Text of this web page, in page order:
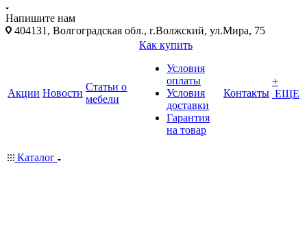
Напишите нам
404131, Волгоградская обл., г.Волжский, ул.Мира, 75
Акции Новости
Статьи о
мебели
Как купить
Условия
оплаты
Условия
доставки
Гарантия
на товар
Контакты
+
ЕЩЕ
Каталог